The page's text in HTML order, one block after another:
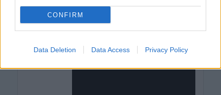
CONFIRM
Data Deletion Data Access Privacy Policy